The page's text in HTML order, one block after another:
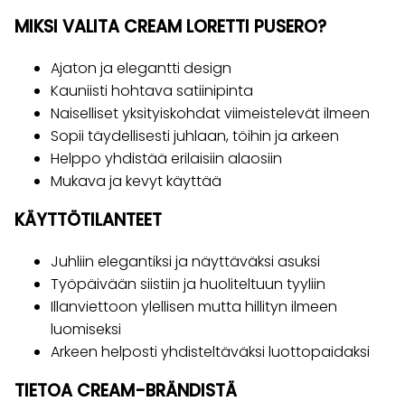
MIKSI VALITA CREAM LORETTI PUSERO?
Ajaton ja elegantti design
Kauniisti hohtava satiinipinta
Naiselliset yksityiskohdat viimeistelevät ilmeen
Sopii täydellisesti juhlaan, töihin ja arkeen
Helppo yhdistää erilaisiin alaosiin
Mukava ja kevyt käyttää
KÄYTTÖTILANTEET
Juhliin elegantiksi ja näyttäväksi asuksi
Työpäivään siistiin ja huoliteltuun tyyliin
Illanviettoon ylellisen mutta hillityn ilmeen
luomiseksi
Arkeen helposti yhdisteltäväksi luottopaidaksi
TIETOA CREAM-BRÄNDISTÄ